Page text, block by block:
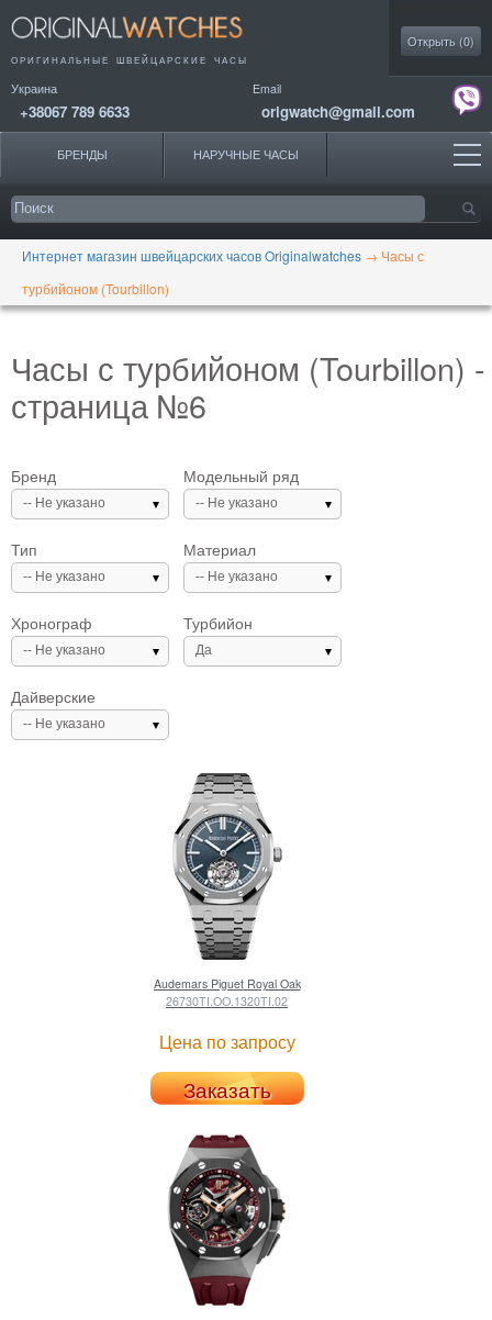
ОРИГИНАЛЬНЫЕ ШВЕЙЦАРСКИЕ ЧАСЫ
Украина
+38067 789 6633
Email
origwatch@gmail.com
Открыть (0)
БРЕНДЫ НАРУЧНЫЕ ЧАСЫ
Интернет магазин швейцарских часов Originalwatches → Часы с
турбийоном (Tourbillon)
Часы с турбийоном (Tourbillon) -
страница №6
Бренд
-- Не указано
Модельный ряд
-- Не указано
Тип
-- Не указано
Материал
-- Не указано
Хронограф
-- Не указано
Турбийон
Да
Дайверские
-- Не указано
Audemars PiguetRoyal Oak
26730TI.OO.1320TI.02
Цена по запросу
Заказать